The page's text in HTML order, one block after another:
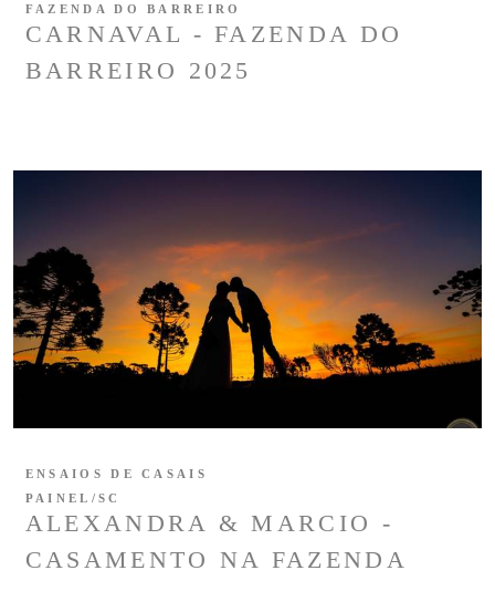
CARNAVAL - FAZENDA DO
BARREIRO 2025
FAZENDA DO BARREIRO
ALEXANDRA & MARCIO -
CASAMENTO NA FAZENDA
ENSAIOS DE CASAIS
PAINEL/SC